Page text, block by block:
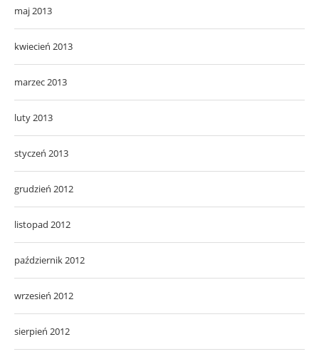
maj 2013
kwiecień 2013
marzec 2013
luty 2013
styczeń 2013
grudzień 2012
listopad 2012
październik 2012
wrzesień 2012
sierpień 2012